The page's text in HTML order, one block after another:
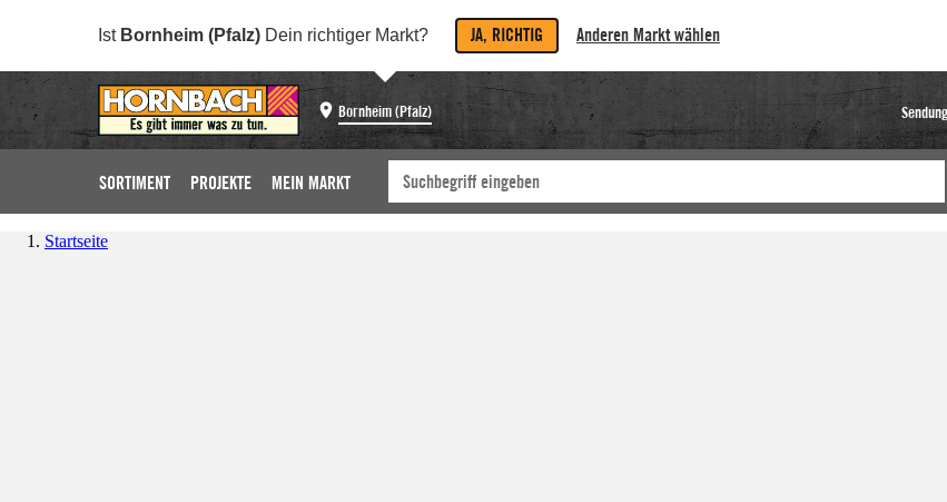
Ist Bornheim (Pfalz) Dein richtiger Markt? JA, RICHTIG Anderen Markt wählen
Bornheim (Pfalz)
SORTIMENT PROJEKTE MEIN MARKT
Startseite